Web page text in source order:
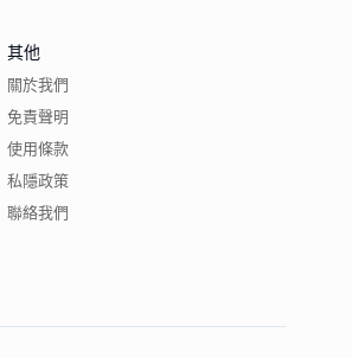
其他
關於我們
免責聲明
使用條款
私隱政策
聯絡我們